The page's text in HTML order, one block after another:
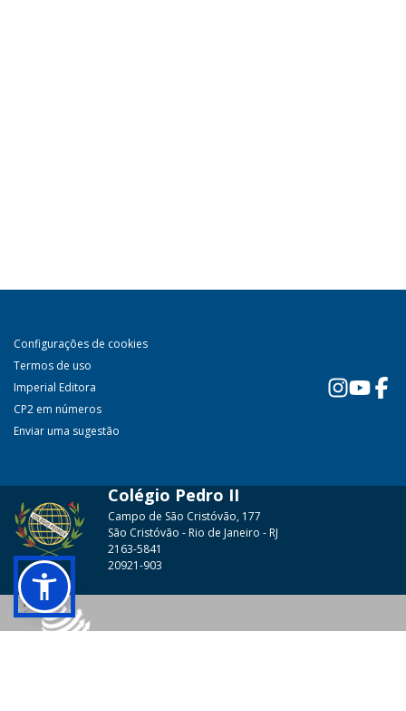
Configurações de cookies
Termos de uso
Imperial Editora
CP2 em números
Enviar uma sugestão
Colégio Pedro II
Campo de São Cristóvão, 177
São Cristóvão - Rio de Janeiro - RJ
2163-5841
20921-903